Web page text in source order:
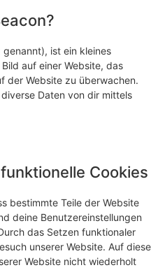
genannt), ist ein kleines
auf einer Website, das
der Website zu überwachen.
Daten von dir mittels
Cookies
bestimmte Teile der Website
deine Benutzereinstellungen
das Setzen funktionaler
unserer Website. Auf diese
Website nicht wiederholt